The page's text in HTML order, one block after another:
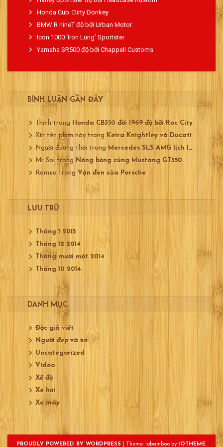
Honda Cub: Dirty Donkey
BMW R nineT độ bởi Urban Motor
Icon 1000 ‘Iron Lung’ Sportster
Yamaha SR500 độ bởi Chappell Customs
BÌNH LUẬN GẦN ĐÂY
Thinh trong
Honda CB350 đời 1969 độ bởi Roc City
Xin tên phim này trong
Keira Knightley và Ducati 750
Người đương thời trong Mercedes SLS AMG lịch lãm
Mr Soi trong Nóng bỏng cùng Mustang GT350
Romeo trong Vận đen của Porsche
LƯU TRỮ
Tháng 1 2015
Tháng 12 2014
Tháng mười một 2014
Tháng 10 2014
DANH MỤC
Độc giả viết
Người đẹp và xe
Uncategorized
Video
Xế độ
Xe hơi
Xe máy
PROUDLY POWERED BY WORDPRESS Theme: iobamboo by IOTHEME.